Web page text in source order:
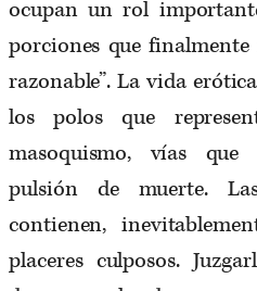
ocupan un rol
porciones que
razonable”. La vida
los polos que
masoquismo, vías
pulsión de muerte.
contienen,
placeres culposos.